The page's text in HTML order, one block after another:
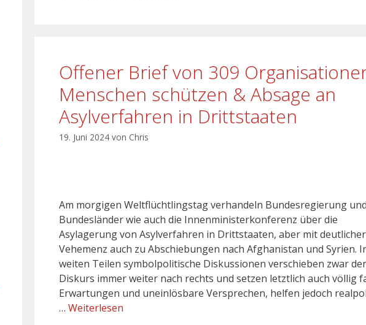
Offener Brief von 309
Menschen schützen & Absage an
Asylverfahren in Drittstaaten
19. Juni 2024 von Chris
Am morgigen Weltflüchtlingstag verhandeln Bundesregierung
Bundesländer wie auch die Innenministerkonferenz über die
Asylagerung von Asylverfahren in Drittstaaten, aber mit deutlicher
Vehemenz auch zu Abschiebungen nach Afghanistan und Syrien.
weiten Teilen symbolpolitische Diskussionen verschieben zwar
Diskurs immer weiter nach rechts und setzen letztlich auch völlig
Erwartungen und uneinlösbare Versprechen, helfen jedoch
… Weiterlesen